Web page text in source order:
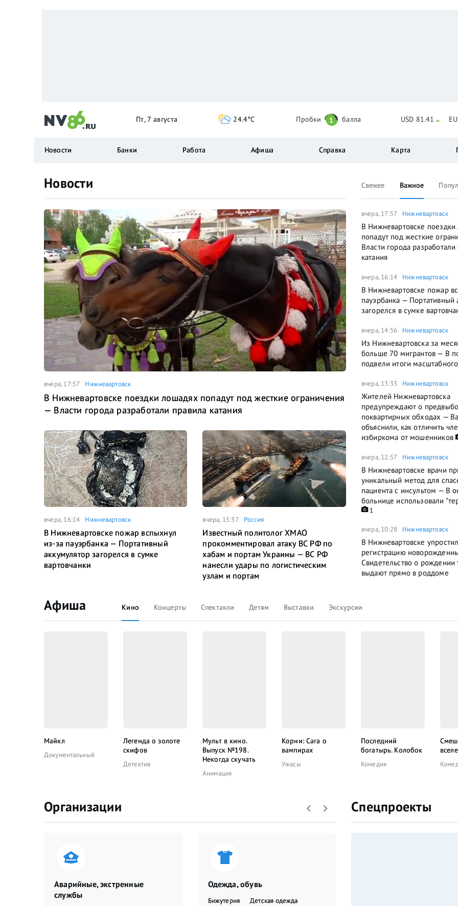
Новости
вчера, 17:57 Нижневартовск
В Нижневартовске поездки лошадях попадут под жесткие ограничения
— Власти города разработали правила катания
вчера, 16:14 Нижневартовск
В Нижневартовске пожар вспыхнул
из-за пауэрбанка — Портативный
аккумулятор загорелся в сумке
вартовчанки
вчера, 15:37 Россия
Известный политолог ХМАО
прокомментировал атаку ВС РФ по
хабам и портам Украины — ВС РФ
нанесли удары по логистическим
узлам и портам
Свежее Важное
вчера, 17:57 Нижневартовск
В Нижневартовске
попадут под жесткие
Власти города
катания
вчера, 16:14 Нижневартовск
В Нижневартовске пожар
пауэрбанка — Портативный
загорелся в сумке
вчера, 14:56 Нижневартовск
Из Нижневартовска за
больше 70 мигрантов — В
подвели итоги
вчера, 13:33 Нижневартовск
Жителей Нижневартовска
предупреждают о
поквартирных обходах —
объяснили, как отличить
избиркома от мошенников
вчера, 12:57 Нижневартовск
В Нижневартовске врачи
уникальный метод для
пациента с инсультом — В
больнице использовали
1
вчера, 10:28 Нижневартовск
В Нижневартовске
регистрацию
Свидетельство о рождении
выдают прямо в роддоме
Афиша Кино Концерты Спектакли Детям Выставки Экскурсии
Майкл
Документальный
Легенда о золоте
скифов
Детектив
Мульт в кино.
Выпуск №198.
Некогда скучать
Анимация
Корни: Сага о
вампирах
Ужасы
Последний
богатырь. Колобок
Комедия
Организации
Аварийные, экстренные
службы
Одежда, обувь
Бижутерия
Детская одежда
Спецпроекты
Пт, 7 августа 24.4°C Пробки 1 балла USD 81.41
Новости Банки Работа Афиша Справка Карта